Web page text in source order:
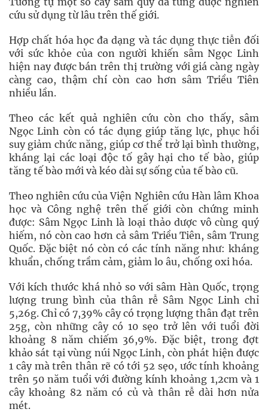
cứu sử dụng từ lâu trên thế giới.
Hợp chất hóa học đa dạng và tác dụng thực tiễn đối
với sức khỏe của con người khiến sâm Ngọc Linh
hiện nay được bán trên thị trường với giá càng ngày
càng cao, thậm chí còn cao hơn sâm Triều Tiên
nhiều lần.
Theo các kết quả nghiên cứu còn cho thấy, sâm
Ngọc Linh còn có tác dụng giúp tăng lực, phục hồi
suy giảm chức năng, giúp cơ thể trở lại bình thường,
kháng lại các loại độc tố gây hại cho tế bào, giúp
tăng tế bào mới và kéo dài sự sống của tế bào cũ.
Theo nghiên cứu của Viện Nghiên cứu Hàn lâm Khoa
học và Công nghệ trên thế giới còn chứng minh
được: Sâm Ngọc Linh là loại thảo dược vô cùng quý
hiếm, nó còn cao hơn cả sâm Triều Tiên, sâm Trung
Quốc. Đặc biệt nó còn có các tính năng như: kháng
khuẩn, chống trầm cảm, giảm lo âu, chống oxi hóa.
Với kích thước khá nhỏ so với sâm Hàn Quốc, trọng
lượng trung bình của thân rễ Sâm Ngọc Linh chỉ
5,26g. Chỉ có 7,39% cây có trọng lượng thân đạt trên
25g, còn những cây có 10 sẹo trở lên với tuổi đời
khoảng 8 năm chiếm 36,9%. Đặc biệt, trong đợt
khảo sát tại vùng núi Ngọc Linh, còn phát hiện được
1 cây mà trên thân rẽ có tới 52 sẹo, ước tính khoảng
trên 50 năm tuổi với đường kính khoảng 1,2cm và 1
cây khoảng 82 năm có củ và thân rễ dài hơn nửa
mét.